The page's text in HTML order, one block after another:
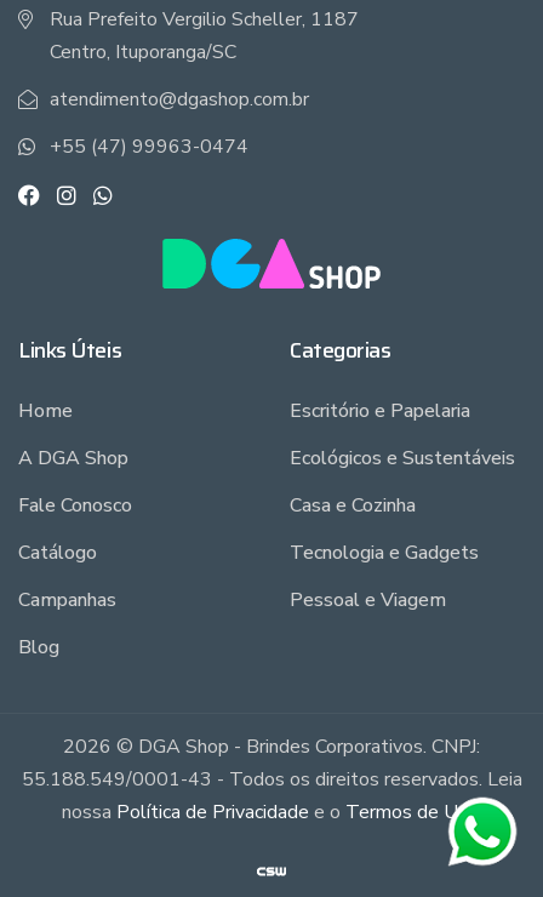
Rua Prefeito Vergilio Scheller, 1187
Centro, Ituporanga/SC
atendimento@dgashop.com.br
+55 (47) 99963-0474
Links Úteis
Home
A DGA Shop
Fale Conosco
Catálogo
Campanhas
Blog
Categorias
Escritório e Papelaria
Ecológicos e Sustentáveis
Casa e Cozinha
Tecnologia e Gadgets
Pessoal e Viagem
2026 © DGA Shop - Brindes Corporativos. CNPJ:
55.188.549/0001-43 - Todos os direitos reservados. Leia
nossa Política de Privacidade e o Termos de Uso.